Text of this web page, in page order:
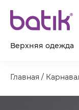
Верхняя одежда
Главная /